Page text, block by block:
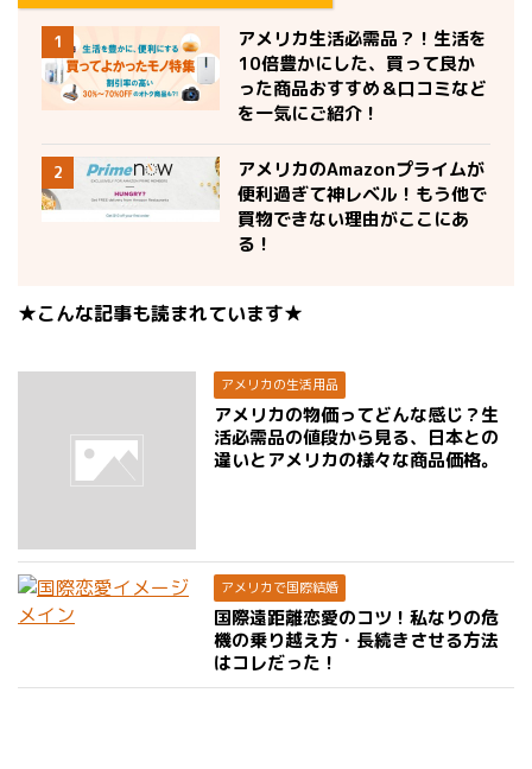
1
アメリカ生活必需品？！生活を
10倍豊かにした、買って良か
った商品おすすめ＆口コミなど
を一気にご紹介！
2
アメリカのAmazonプライムが
便利過ぎて神レベル！もう他で
買物できない理由がここにあ
る！
★こんな記事も読まれています★
アメリカの生活用品
アメリカの物価ってどんな感じ？生
活必需品の値段から見る、日本との
違いとアメリカの様々な商品価格。
アメリカで国際結婚
国際遠距離恋愛のコツ！私なりの危
機の乗り越え方・長続きさせる方法
はコレだった！